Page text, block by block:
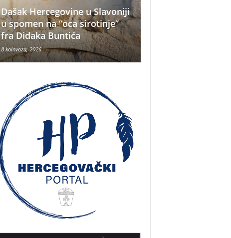
Dašak Hercegovine u Slavoniji
u spomen na “oca sirotinje”
fra Didaka Buntića
8 kolovoza, 2026